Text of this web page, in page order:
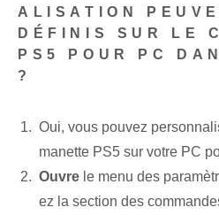
ALISATION
DÉFINIS SUR LE
PS5 POUR PC
?
Oui, vous pouvez
manette PS5 sur votre PC
Ouvre le menu des
ez la section des